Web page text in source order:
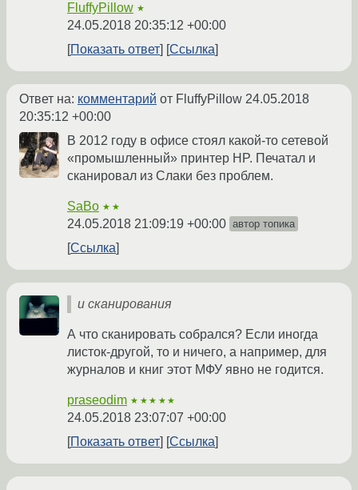
FluffyPillow ★
24.05.2018 20:35:12 +00:00
Показать ответ
Ссылка
Ответ на: комментарий от FluffyPillow 24.05.2018
20:35:12 +00:00
В 2012 году в офисе стоял какой-то сетевой
«промышленный» принтер HP. Печатал и
сканировал из Слаки без проблем.
SaBo ★★
24.05.2018 21:09:19 +00:00 автор топика
Ссылка
и сканирования
А что сканировать собрался? Если иногда
листок-другой, то и ничего, а например, для
журналов и книг этот МФУ явно не годится.
praseodim ★★★★★
24.05.2018 23:07:07 +00:00
Показать ответ
Ссылка